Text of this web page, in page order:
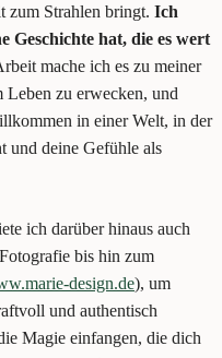
zum Strahlen bringt. Ich
Geschichte hat, die es wert
mache ich es zu meiner
Leben zu erwecken, und
in einer Welt, in der
und deine Gefühle als
ich darüber hinaus auch
bis hin zum
design.de), um
und authentisch
Magie einfangen, die dich